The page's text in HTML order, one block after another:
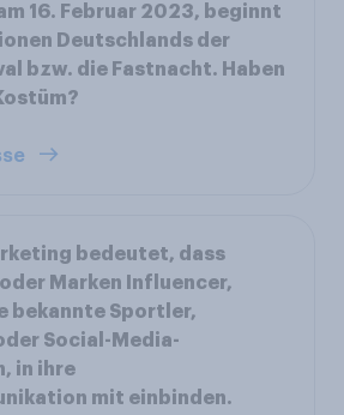
16. Februar 2023, beginnt
Deutschlands der
bzw. die Fastnacht. Haben
bedeutet, dass
Marken Influencer,
bekannte Sportler,
Social-Media-
in ihre
mit einbinden.